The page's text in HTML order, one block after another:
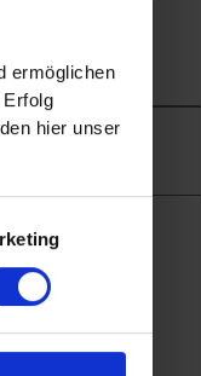
ermöglichen
hier unser